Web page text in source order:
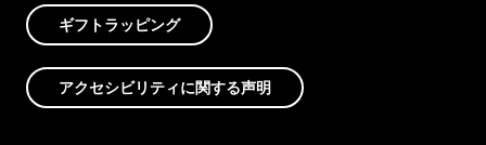
ギフトラッピング
アクセシビリティに関する声明